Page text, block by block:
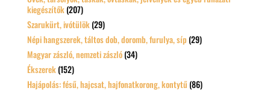
kiegészítők (207)
Szarukürt, ivótülök (29)
Népi hangszerek, táltos dob, doromb, furulya, síp (29)
Magyar zászló, nemzeti zászló (34)
Ékszerek (152)
Hajápolás: fésű, hajcsat, hajfonatkorong, kontytű (86)